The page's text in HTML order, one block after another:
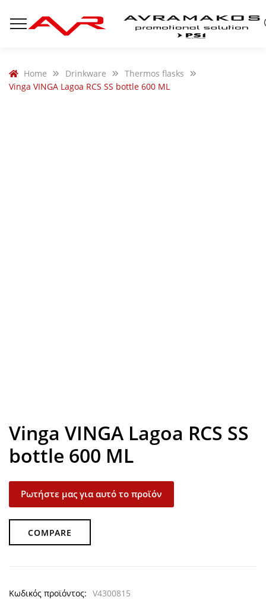
Home Drinkware
Thermos flasks
Vinga VINGA Lagoa RCS SS bottle 600 ML
Vinga VINGA Lagoa RCS SS
bottle 600 ML
Ρωτήστε μας για αυτό το προϊόν
COMPARE
Κωδικός προϊόντος: V4300815